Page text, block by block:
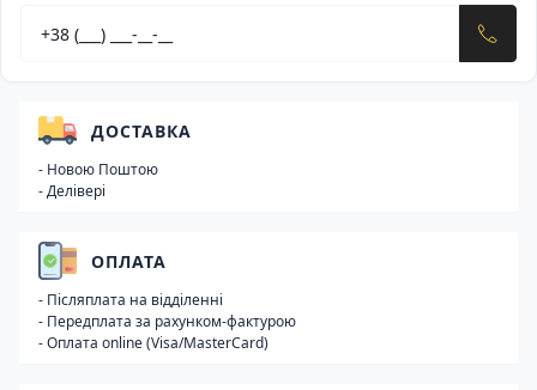
ДОСТАВКА
- Новою Поштою
- Делівері
ОПЛАТА
- Післяплата на відділенні
- Передплата за рахунком-фактурою
- Оплата online (Visa/MasterCard)